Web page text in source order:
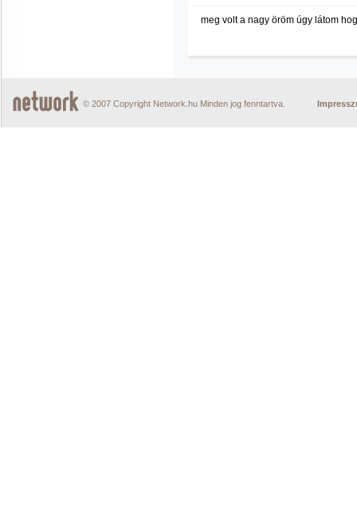
meg volt a nagy öröm úgy látom
© 2007 Copyright Network.hu Minden jog fenntartva.